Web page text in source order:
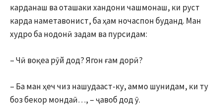
карданаш ва оташаки хандони чашмонаш, ки руст
карда наметавонист, ба ҳам ночаспон буданд. Ман
худро ба нодонӣ задам ва пурсидам:
– Чӣ воқеа рӯй дод? Ягон ғам дорӣ?
– Ба ман ҳеч чиз нашудааст-ку, аммо шунидам, ки ту
боз бекор мондаӣ…, – ҷавоб дод ӯ.